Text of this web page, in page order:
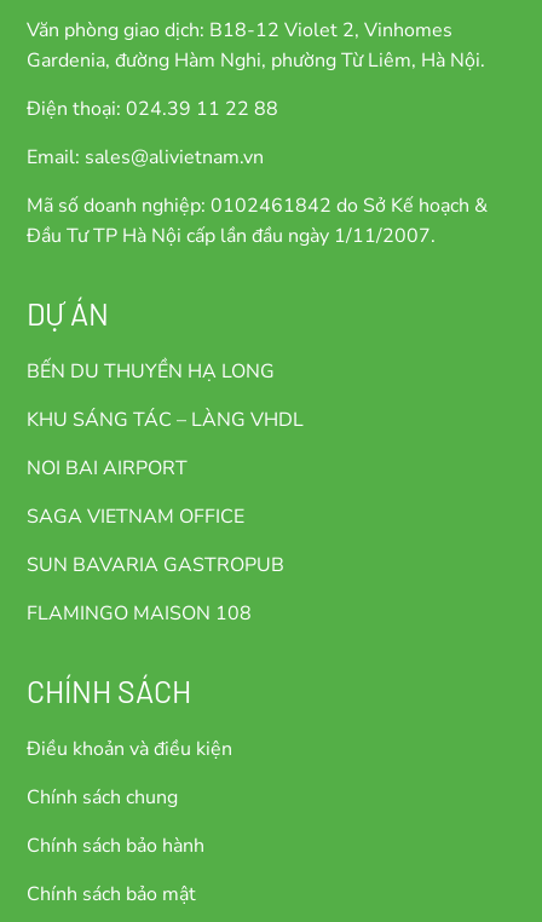
Văn phòng giao dịch: B18-12 Violet 2, Vinhomes
Gardenia, đường Hàm Nghi, phường Từ Liêm, Hà Nội.
Điện thoại: 024.39 11 22 88
Email: sales@alivietnam.vn
Mã số doanh nghiệp: 0102461842 do Sở Kế hoạch &
Đầu Tư TP Hà Nội cấp lần đầu ngày 1/11/2007.
DỰ ÁN
BẾN DU THUYỀN HẠ LONG
KHU SÁNG TÁC – LÀNG VHDL
NOI BAI AIRPORT
SAGA VIETNAM OFFICE
SUN BAVARIA GASTROPUB
FLAMINGO MAISON 108
CHÍNH SÁCH
Điều khoản và điều kiện
Chính sách chung
Chính sách bảo hành
Chính sách bảo mật